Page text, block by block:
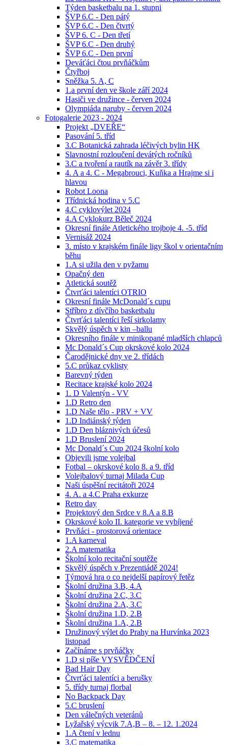
Týden basketbalu na 1. stupni
ŠVP 6.C - Den pátý
ŠVP 6.C - Den čtvrtý
ŠVP 6. C - Den třetí
ŠVP 6.C - Den druhý
ŠVP 6.C - Den první
Deváťáci čtou prvňáčkům
Čtyřboj
Sněžka 5. A, C
1.a první den ve škole září 2024
Hasiči ve družince - červen 2024
Olympiáda naruby - červen 2024
Fotogalerie 2023 - 2024
Projekt „DVEŘE“
Pasování 5. tříd
3.C Botanická zahrada léčivých bylin HK
Slavnostní rozloučení devátých ročníků
3.C a tvoření a rautík na závěr 3. třídy
4. A a 4. C - Megabrouci, Kuňka a Hrajme si i
hlavou
Robot Loona
Třídnická hodina v 5.C
4.C cyklovýlet 2024
4.A Cyklokurz Běleč 2024
Okresní finále Atletického trojboje 4. -5. tříd
Vernisáž 2024
3. místo v krajském finále ligy škol v orientačním
běhu
1.A si užila den v pyžamu
Opačný den
Atletická soutěž
Čtvrťáci talentíci OTRIO
Okresní finále McDonald´s cupu
Stříbro z dívčího basketbalu
Čtvrťáci talentíci řeší sirkolamy
Skvělý úspěch v kin –ballu
Okresního finále v minikopané mladších chlapců
Mc Donald´s Cup okrskové kolo 2024
Čarodějnické dny ve 2. třídách
5.C průkaz cyklisty
Barevný týden
Recitace krajské kolo 2024
1. D Valentýn - VV
1.D Retro den
1.D Naše tělo - PRV + VV
1.D Indiánský týden
1.D Den bláznivých účesů
1.D Bruslení 2024
Mc Donald´s Cup 2024 školní kolo
Objevili jsme volejbal
Fotbal – okrskové kolo 8. a 9. tříd
Volejbalový turnaj Milada Cup
Naši úspěšní recitátoři 2024
4. A. a 4.C Praha exkurze
Retro day
Projektový den Srdce v 8.A a 8.B
Okrskové kolo II. kategorie ve vybíjené
Prvňáci - prostorová orientace
1.A karneval
2.A matematika
Školní kolo recitační soutěže
Skvělý úspěch v Prezentiádě 2024!
Týmová hra o co nejdelší papírový řetěz
Školní družina 3.B, 4.A
Školní družina 2.C, 3.C
Školní družina 2.A, 3.C
Školní družina 1.D, 2.B
Školní družina 1.A, 2.B
Družinový výlet do Prahy na Hurvínka 2023
listopad
Začínáme s prvňáčky
1.D si píše VYSVĚDČENÍ
Bad Hair Day
Čtvrťáci talentíci a berušky
5. třídy turnaj florbal
No Backpack Day
5.C bruslení
Den válečných veteránů
Lyžařský výcvik 7.A,B – 8. – 12. 1.2024
1.A čtení v lednu
3.C matematika